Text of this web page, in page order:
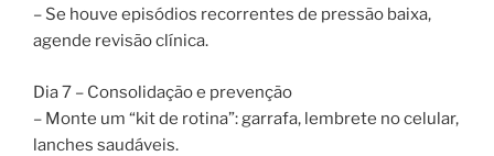
– Se houve episódios recorrentes de pressão baixa,
agende revisão clínica.
Dia 7 – Consolidação e prevenção
– Monte um “kit de rotina”: garrafa, lembrete no celular,
lanches saudáveis.